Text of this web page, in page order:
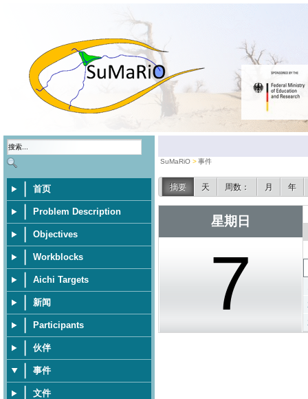
首页
Problem Description
Objectives
Workblocks
Aichi Targets
新闻
Participants
伙伴
事件
文件
SuMaRiO 事件
摘要 天 周数： 月 年
星期日
7